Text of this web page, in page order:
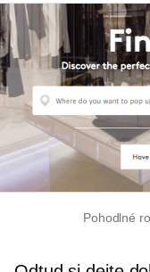
Pohodlné